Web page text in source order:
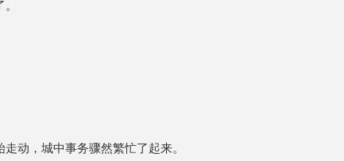
动，城中事务骤然繁忙了起来。